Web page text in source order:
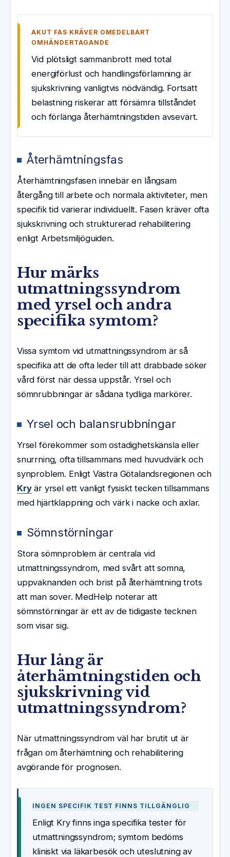
AKUT FAS KRÄVER OMEDELBART
OMHÄNDERTAGANDE
Vid plötsligt sammanbrott med total
energiförlust och handlingsförlamning är
sjukskrivning vanligtvis nödvändig. Fortsatt
belastning riskerar att försämra tillståndet
och förlänga återhämtningstiden avsevärt.
Återhämtningsfas
Återhämtningsfasen innebär en långsam
återgång till arbete och normala aktiviteter, men
specifik tid varierar individuellt. Fasen kräver ofta
sjukskrivning och strukturerad rehabilitering
enligt Arbetsmiljöguiden.
Hur märks
utmattningssyndrom
med yrsel och andra
specifika symtom?
Vissa symtom vid utmattningssyndrom är så
specifika att de ofta leder till att drabbade söker
vård först när dessa uppstår. Yrsel och
sömnrubbningar är sådana tydliga markörer.
Yrsel och balansrubbningar
Yrsel förekommer som ostadighetskänsla eller
snurrning, ofta tillsammans med huvudvärk och
synproblem. Enligt Västra Götalandsregionen och
Kryär yrsel ett vanligt fysiskt tecken tillsammans
med hjärtklappning och värk i nacke och axlar.
Sömnstörningar
Stora sömnproblem är centrala vid
utmattningssyndrom, med svårt att somna,
uppvaknanden och brist på återhämtning trots
att man sover. MedHelp noterar att
sömnstörningar är ett av de tidigaste tecknen
som visar sig.
Hur lång är
återhämtningstiden och
sjukskrivning vid
utmattningssyndrom?
När utmattningssyndrom väl har brutit ut är
frågan om återhämtning och rehabilitering
avgörande för prognosen.
INGEN SPECIFIK TEST FINNS TILLGÄNGLIG
Enligt Kry finns inga specifika tester för
utmattningssyndrom; symtom bedöms
kliniskt via läkarbesök och uteslutning av